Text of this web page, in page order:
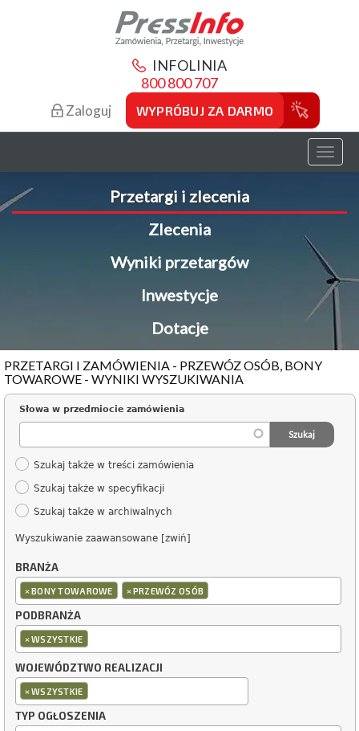
INFOLINIA
800 800 707
Zaloguj WYPRÓBUJ ZA DARMO
Toggle
Przetargi i zlecenia
Zlecenia
Wyniki przetargów
Inwestycje
Dotacje
PRZETARGI I ZAMÓWIENIA - PRZEWÓZ OSÓB, BONY
TOWAROWE - WYNIKI WYSZUKIWANIA
Słowa w przedmiocie zamówienia
Szukaj także w treści zamówienia
Szukaj także w specyfikacji
Szukaj także w archiwalnych
Wyszukiwanie zaawansowane [zwiń]
BRANŻA
×BONY TOWAROWE ×PRZEWÓZ OSÓB
PODBRANŻA
×WSZYSTKIE
WOJEWÓDZTWO REALIZACJI
×WSZYSTKIE
TYP OGŁOSZENIA